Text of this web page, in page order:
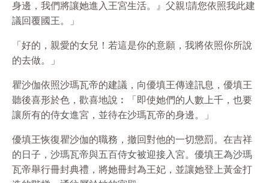
身邊，我們將讓她進入王宮生活。』父親!請您依照我此建
議回覆國王。」
「好的，親愛的女兒！若這是你的意願，我將依照你所說
的去做。」
瞿沙伽依照沙瑪瓦帝的建議，向優填王傳達訊息，優填王
聽後喜形於色，歡喜地說︰「即使她們的人數上千，也要
讓所有的侍女進宮，並待在沙瑪瓦帝的身邊。」
優填王恢復瞿沙伽的職務，撤回對他的一切懲罰。在吉祥
的日子，沙瑪瓦帝與五百侍女被迎接入宮。優填王為沙瑪
瓦帝舉行冊封典禮，將她冊封為王妃，並讓她登上黃金打